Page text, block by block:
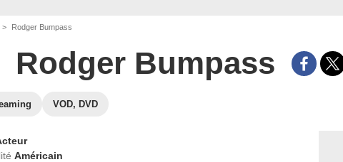
Rodger Bumpass
Rodger Bumpass
VOD, DVD
Américain